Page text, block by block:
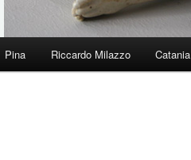
Pina Riccardo Milazzo Catania